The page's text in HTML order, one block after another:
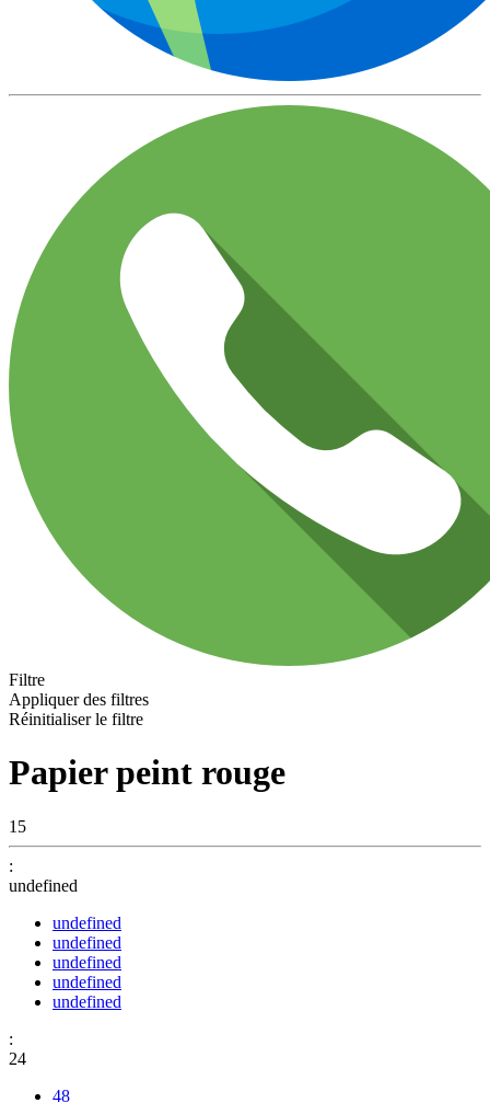
Filtre
Appliquer des filtres
Réinitialiser le filtre
Papier peint rouge
15
:
undefined
undefined
undefined
undefined
undefined
undefined
:
24
48